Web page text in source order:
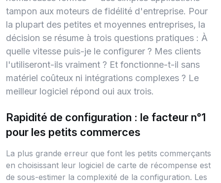
tampon aux moteurs de fidélité d'entreprise. Pour
la plupart des petites et moyennes entreprises, la
décision se résume à trois questions pratiques : À
quelle vitesse puis-je le configurer ? Mes clients
l'utiliseront-ils vraiment ? Et fonctionne-t-il sans
matériel coûteux ni intégrations complexes ? Le
meilleur logiciel répond oui aux trois.
Rapidité de configuration : le facteur n°1
pour les petits commerces
La plus grande erreur que font les petits commerçants
en choisissant leur logiciel de carte de récompense est
de sous-estimer la complexité de la configuration. Les